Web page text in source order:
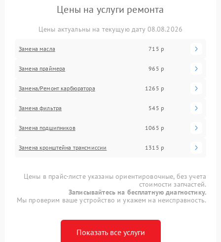
Цены на услуги ремонта
Цены актуальны на текущую дату 08.08.2026
Замена масла 715 р
Замена праймера 965 р
Замена/Pемонт карбюратора 1265 р
Замена фильтра 545 р
Замена подшипников 1065 р
Замена кронштейна трансмиссии 1315 р
Цены в прайс-листе указаны ориентировочные, без учета
стоимости запчастей.
Записывайтесь на бесплатную диагностику.
Мы проверим ваше устройство и укажем на неисправность.
Показать все услуги